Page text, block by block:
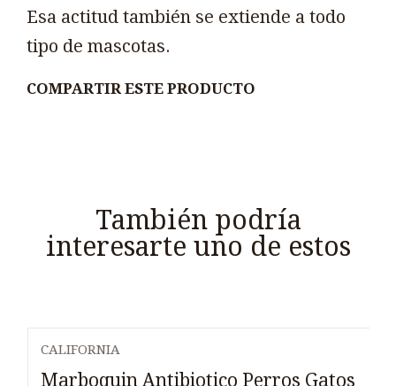
Esa actitud también se extiende a todo
tipo de mascotas.
COMPARTIR ESTE PRODUCTO
También podría
interesarte uno de estos
CALIFORNIA
Marboquin Antibiotico Perros Gatos